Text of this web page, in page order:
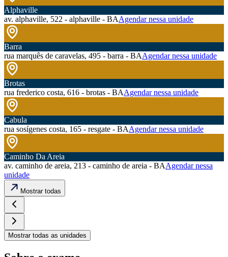
Alphaville
av. alphaville, 522 - alphaville - BAAgendar nessa unidade
Barra
rua marquês de caravelas, 495 - barra - BAAgendar nessa unidade
Brotas
rua frederico costa, 616 - brotas - BAAgendar nessa unidade
Cabula
rua sosígenes costa, 165 - resgate - BAAgendar nessa unidade
Caminho Da Areia
av. caminho de areia, 213 - caminho de areia - BAAgendar nessa
unidade
Mostrar todas
Mostrar todas as unidades